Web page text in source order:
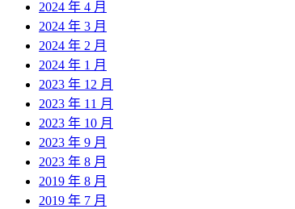
2024 年 4 月
2024 年 3 月
2024 年 2 月
2024 年 1 月
2023 年 12 月
2023 年 11 月
2023 年 10 月
2023 年 9 月
2023 年 8 月
2019 年 8 月
2019 年 7 月